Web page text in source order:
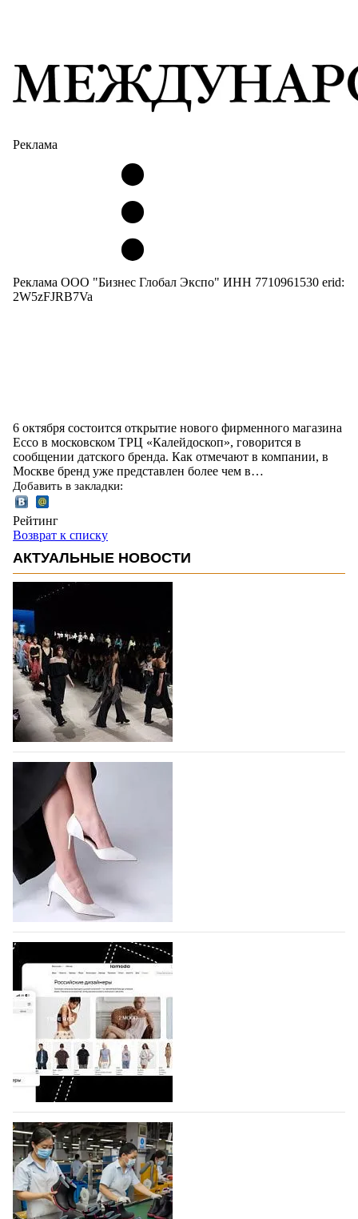
Реклама
Реклама ООО "Бизнес Глобал Экспо" ИНН 7710961530 erid:
2W5zFJRB7Va
6 октября состоится открытие нового фирменного магазина
Ecco в московском ТРЦ «Калейдоскоп», говорится в
сообщении датского бренда. Как отмечают в компании, в
Москве бренд уже представлен более чем в…
Добавить в закладки:
Рейтинг
Возврат к списку
АКТУАЛЬНЫЕ НОВОСТИ
На участие в Московской неделе моды
подано 1047 заявок
На участие в седьмой Московской неделе моды,
которая пройдет в российской столице с 26 сентября
по 1 октября, уже подано 1047 заявок. Примерно
половину из них (494) прислали дизайнеры,
коллекции которых не были представлены в…
07.08.2026 778
BALLINA представит свои новинки на Euro
Shoes
Компания BALLINA Guangzhou Lihuang Footwear
Co., Ltd., основанная в 2011 году и расположенная в
Гуанчжоу, столице моды Китая, является
профессиональной обувной компанией,
объединяющей разработку, производство и…
07.08.2026 650
На платформе Lamoda - новый раздел и
условия продвижения локальных
дизайнерских марок
Российский маркетплейс Lamoda решил обновить